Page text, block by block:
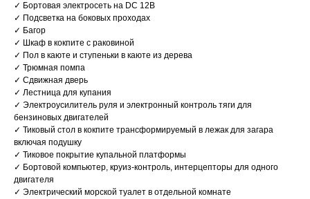
✓ Бортовая электросеть на DC 12В
✓ Подсветка на боковых проходах
✓ Багор
✓ Шкаф в кокпите с раковиной
✓ Пол в каюте и ступеньки в каюте из дерева
✓ Трюмная помпа
✓ Сдвижная дверь
✓ Лестница для купания
✓ Электроусилитель руля и электронный контроль тяги для
бензиновых двигателей
✓ Тиковый стол в кокпите трансформируемый в лежак для загара
включая подушку
✓ Тиковое покрытие купальной платформы
✓ Бортовой компьютер, круиз-контроль, интерцепторы для одного
двигателя
✓ Электрический морской туалет в отдельной комнате